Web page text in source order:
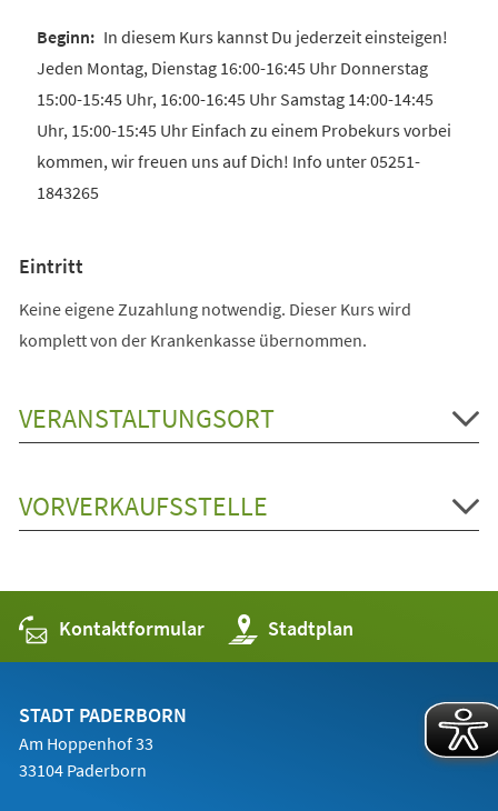
In diesem Kurs kannst Du jederzeit einsteigen!
Jeden Montag, Dienstag 16:00-16:45 Uhr Donnerstag
15:00-15:45 Uhr, 16:00-16:45 Uhr Samstag 14:00-14:45
Uhr, 15:00-15:45 Uhr Einfach zu einem Probekurs vorbei
kommen, wir freuen uns auf Dich! Info unter 05251-
1843265
Eintritt
Keine eigene Zuzahlung notwendig. Dieser Kurs wird
komplett von der Krankenkasse übernommen.
VERANSTALTUNGSORT
VORVERKAUFSSTELLE
Kontaktformular Stadtplan
(Öffnet
in
einem
STADT PADERBORN
Am Hoppenhof 33
33104 Paderborn